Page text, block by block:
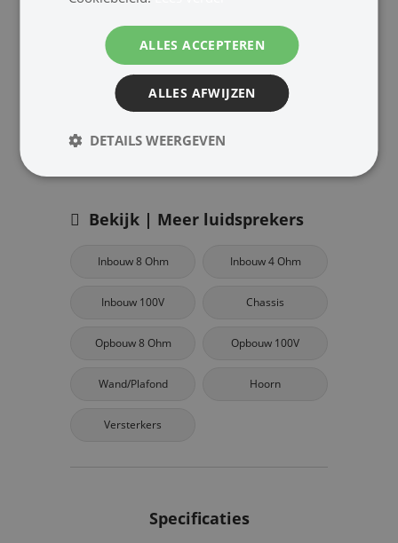
Downloads
Brochure
Maatvoering
Bekijk | Meer luidsprekers
Inbouw 8 Ohm Inbouw 4 Ohm
Inbouw 100V Chassis
Opbouw 8 Ohm Opbouw 100V
Wand/Plafond Hoorn
Versterkers
Specificaties
ALLES ACCEPTEREN
ALLES AFWIJZEN
DETAILS WEERGEVEN